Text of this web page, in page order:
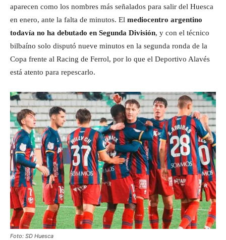
aparecen como los nombres más señalados para salir del Huesca
en enero, ante la falta de minutos. El mediocentro argentino
todavía no ha debutado en Segunda División, y con el técnico
bilbaíno solo disputó nueve minutos en la segunda ronda de la
Copa frente al Racing de Ferrol, por lo que el Deportivo Alavés
está atento para repescarlo.
Foto: SD Huesca